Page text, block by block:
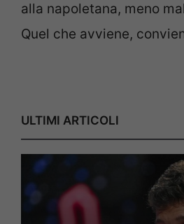
alla napoletana, meno
Quel che avviene,
ULTIMI ARTICOLI